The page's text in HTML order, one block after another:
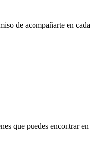
de acompañarte en cada
que puedes encontrar en